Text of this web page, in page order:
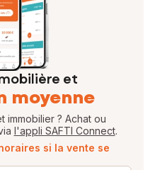
et
moyenne
immobilier ? Achat ou
l'appli SAFTI Connect.
si la vente se